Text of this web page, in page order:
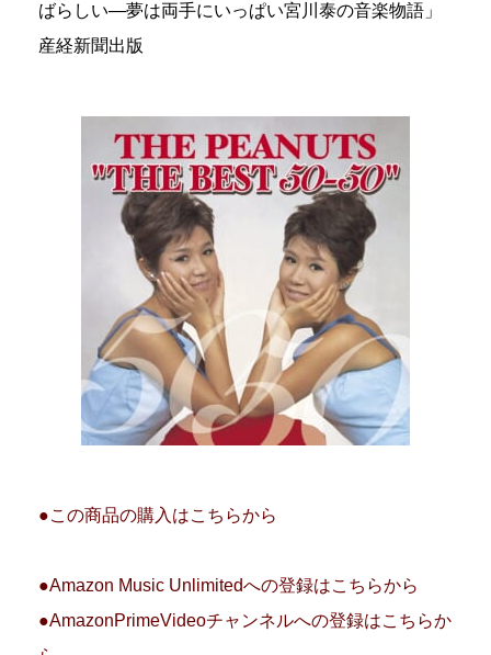
ばらしい―夢は両手にいっぱい宮川泰の音楽物語」
産経新聞出版
●この商品の購入はこちらから
●Amazon Music Unlimitedへの登録はこちらから
●AmazonPrimeVideoチャンネルへの登録はこちらか